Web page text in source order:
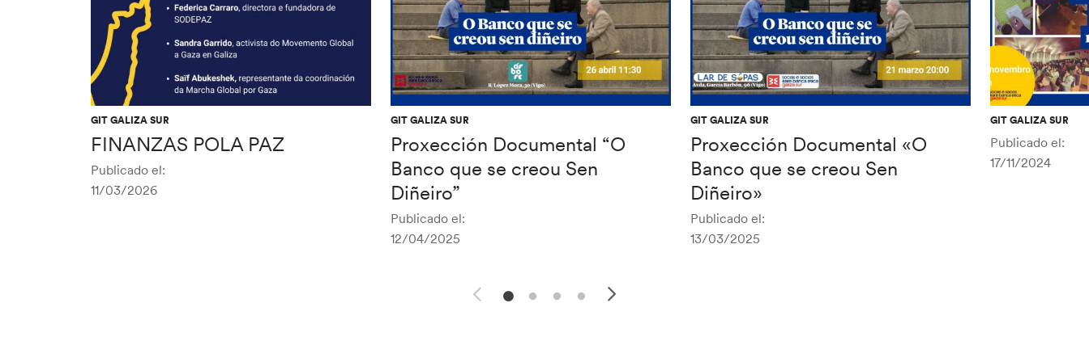
GIT GALIZA SUR
FINANZAS POLA PAZ
Publicado el:
11/03/2026
GIT GALIZA SUR
Proxección Documental “O
Banco que se creou Sen
Diñeiro”
Publicado el:
12/04/2025
GIT GALIZA SUR
Proxección Documental «O
Banco que se creou Sen
Diñeiro»
Publicado el:
13/03/2025
GIT GALIZA SUR
Publicado el:
17/11/2024